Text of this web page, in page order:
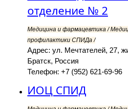
отделение № 2
Медицина и фармацевтика /
профилактики СПИДа /
Адрес: ул. Мечтателей, 27,
Братск, Россия
Телефон: +7 (952) 621-69-96
ИОЦ СПИД